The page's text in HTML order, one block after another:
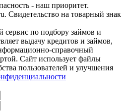
- наш приоритет.
Свидетельство на товарный знак
сервис по подбору займов и
выдачу кредитов и займов,
справочный
Сайт использует файлы
пользователей и улучшения